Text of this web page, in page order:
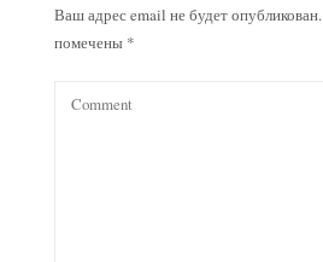
Ваш адрес email не будет опубликован.
помечены *